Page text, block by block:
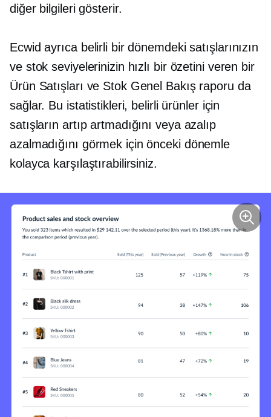
diğer bilgileri gösterir.
Ecwid ayrıca belirli bir dönemdeki satışlarınızın
ve stok seviyelerinizin hızlı bir özetini veren bir
Ürün Satışları ve Stok Genel Bakış raporu da
sağlar. Bu istatistikleri, belirli ürünler için
satışların artıp artmadığını veya azalıp
azalmadığını görmek için önceki dönemle
kolayca karşılaştırabilirsiniz.